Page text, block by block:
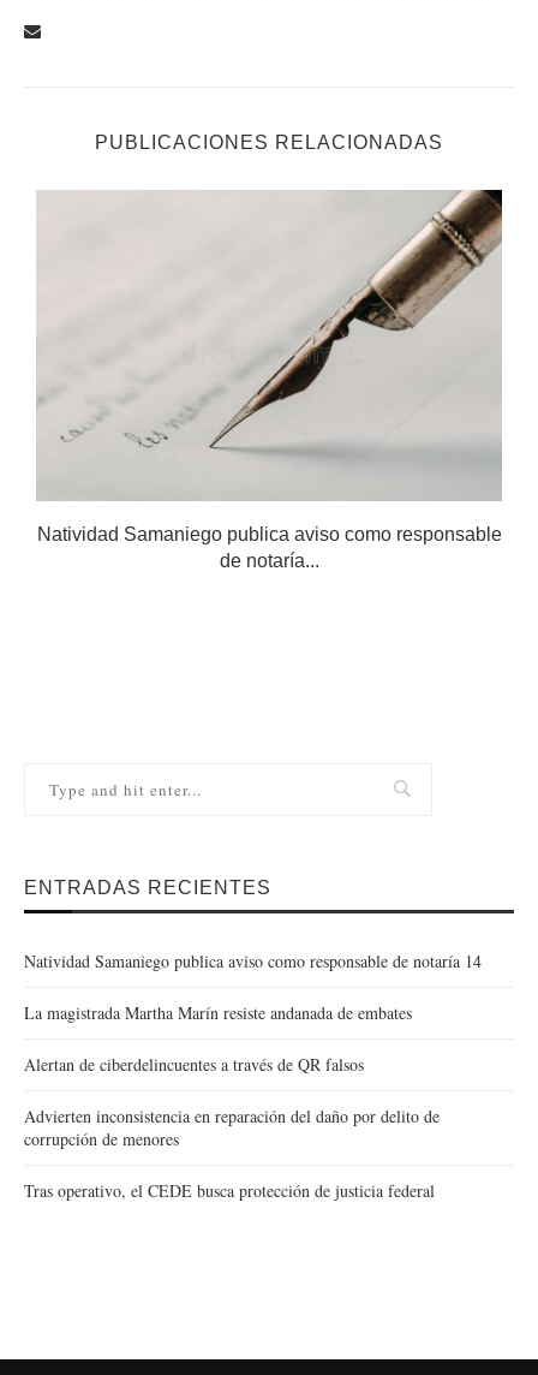
PUBLICACIONES RELACIONADAS
Natividad Samaniego publica aviso como responsable
de notaría...
ENTRADAS RECIENTES
Natividad Samaniego publica aviso como responsable de notaría 14
La magistrada Martha Marín resiste andanada de embates
Alertan de ciberdelincuentes a través de QR falsos
Advierten inconsistencia en reparación del daño por delito de
corrupción de menores
Tras operativo, el CEDE busca protección de justicia federal